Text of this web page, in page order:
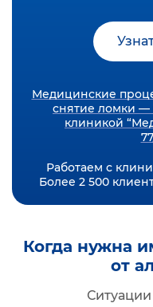
Медицинские
снятие ломки —
клиникой
Работаем с
Более 2 500
Когда нужна
от